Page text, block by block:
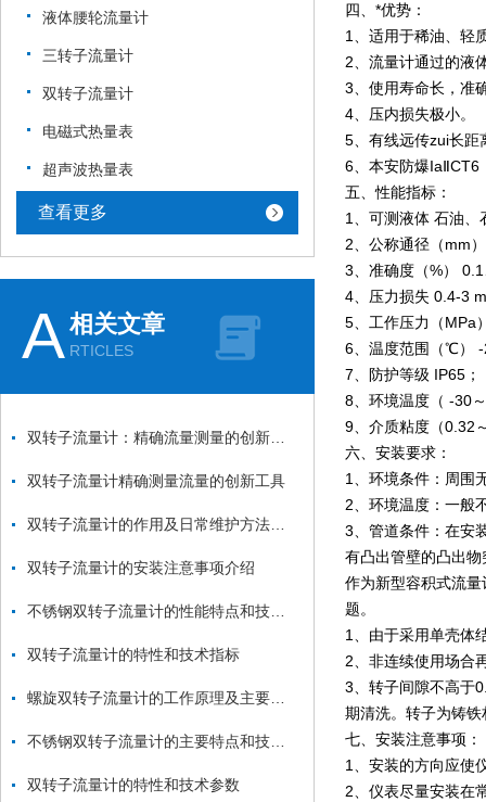
液体腰轮流量计
三转子流量计
双转子流量计
电磁式热量表
超声波热量表
查看更多
A相关文章
RTICLES
双转子流量计精确测量流量的创新工具
双转子流量计的安装注意事项介绍
双转子流量计的特性和技术指标
双转子流量计的特性和技术参数
四、*优势：
1、适用于稀油、轻
2、流量计通过的液
3、使用寿命长，准
4、压内损失极小。
5、有线远传zui长
6、本安防爆
五、性能指标：
1、可测液体 石油
2、公称通径（mm
3、准确度（%）
4、压力损失 0.4-3
5、工作压力（MPa
6、温度范围（℃）
7、防护等级 IP65；
8、环境温度（ -30
9、介质粘度（0.32
六、安装要求：
1、环境条件：周围
2、环境温度：一
3、管道条件：在安
有凸出管壁的凸出
作为新型容积式流
题。
1、由于采用单壳体
2、非连续使用场合
3、转子间隙不高于
期清洗。转子为铸
七、安装注意事项：
1、安装的方向应使
2、仪表尽量安装在